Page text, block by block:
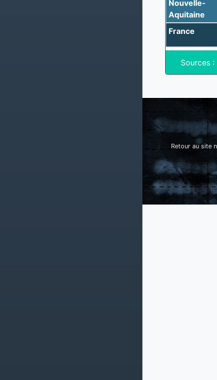
Nouvelle-
Aquitaine
France
Sources :
Retour au site